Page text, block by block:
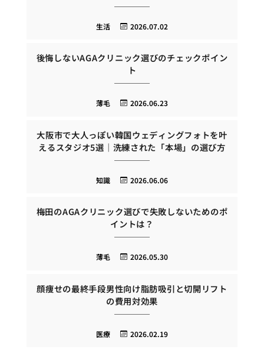
2026.07.02
生活
後悔しないAGAクリニック選びのチェックポイン
ト
2026.06.23
薄毛
大阪市で大人っぽい韓国ウェディングフォトを叶
えるスタジオ5選｜洗練された「本場」の選び方
2026.06.06
知識
梅田のAGAクリニック選びで失敗しないためのポ
イントは？
2026.05.30
薄毛
顔痩せの最終手段男性向け脂肪吸引と切開リフト
の費用対効果
2026.02.19
医療